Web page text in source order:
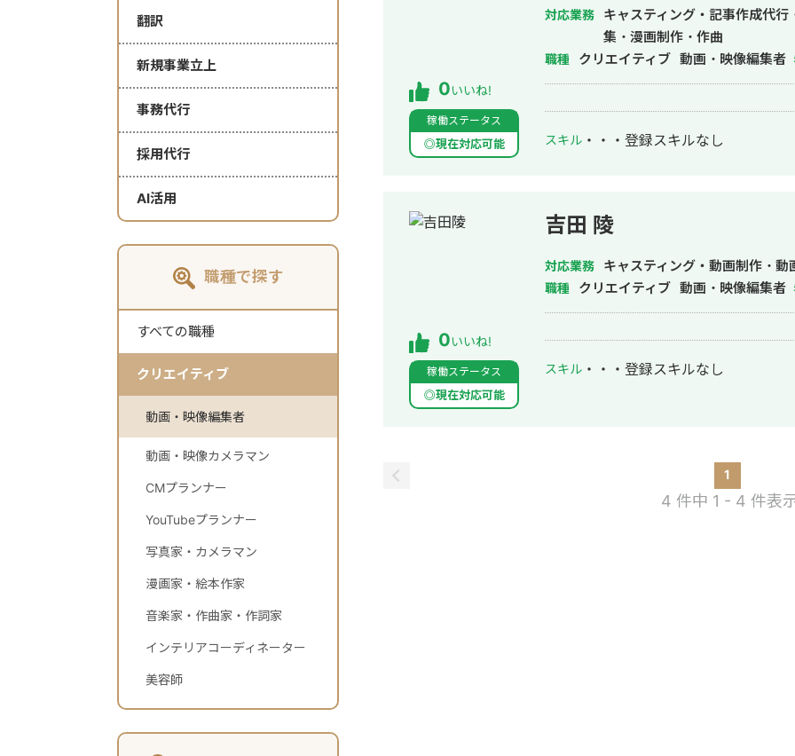
翻訳
新規事業立上
事務代行
採用代行
AI活用
職種で探す
すべての職種
クリエイティブ
動画・映像編集者
動画・映像カメラマン
CMプランナー
YouTubeプランナー
写真家・カメラマン
漫画家・絵本作家
音楽家・作曲家・作詞家
インテリアコーディネーター
美容師
ク https://vimeo.com/436345798/525c8328ed ・スマホ
ティブ（※ロゴ無Ver） https://
ーレストラン ジョエル・ロブション
防衛大臣河野太郎インタビュー撮影
0いいね!
稼働ステータス
◎現在対応可能
対応業務
キャスティング・記事作成代
集・漫画制作・作曲
職種 クリエイティブ 動画・映像編集者
スキル ・・・ 登録スキルなし
0いいね!
稼働ステータス
◎現在対応可能
吉田 陵
対応業務 キャスティング・動画制作・動
職種 クリエイティブ 動画・映像編集者
スキル ・・・ 登録スキルなし
1
4 件中 1 - 4 件表